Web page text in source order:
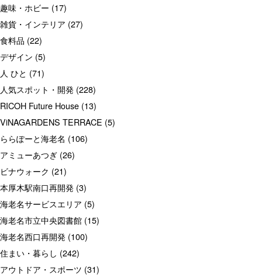
趣味・ホビー (17)
雑貨・インテリア (27)
食料品 (22)
デザイン (5)
人 ひと (71)
人気スポット・開発 (228)
RICOH Future House (13)
ViNAGARDENS TERRACE (5)
ららぽーと海老名 (106)
アミューあつぎ (26)
ビナウォーク (21)
本厚木駅南口再開発 (3)
海老名サービスエリア (5)
海老名市立中央図書館 (15)
海老名西口再開発 (100)
住まい・暮らし (242)
アウトドア・スポーツ (31)